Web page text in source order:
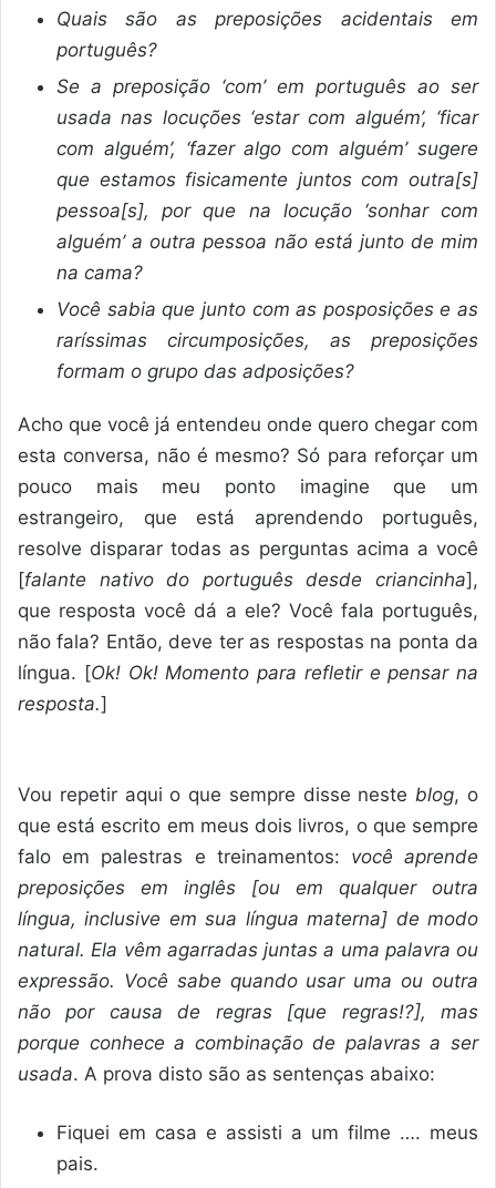
Quais são as preposições acidentais em
português?
Se a preposição ‘com’ em português ao ser
usada nas locuções ‘estar com alguém’, ‘ficar
com alguém’, ‘fazer algo com alguém’ sugere
que estamos fisicamente juntos com outra[s]
pessoa[s], por que na locução ‘sonhar com
alguém’ a outra pessoa não está junto de mim
na cama?
Você sabia que junto com as posposições e as
raríssimas circumposições, as preposições
formam o grupo das adposições?
Acho que você já entendeu onde quero chegar com
esta conversa, não é mesmo? Só para reforçar um
pouco mais meu ponto imagine que um
estrangeiro, que está aprendendo português,
resolve disparar todas as perguntas acima a você
[falante nativo do português desde criancinha],
que resposta você dá a ele? Você fala português,
não fala? Então, deve ter as respostas na ponta da
língua. [Ok! Ok! Momento para refletir e pensar na
resposta.]
Vou repetir aqui o que sempre disse nesteblog, o
que está escrito em meus dois livros, o que sempre
falo em palestras e treinamentos: você aprende
preposições em inglês [ou em qualquer outra
língua, inclusive em sua língua materna] de modo
natural. Ela vêm agarradas juntas a uma palavra ou
expressão. Você sabe quando usar uma ou outra
não por causa de regras [que regras!?], mas
porque conhece a combinação de palavras a ser
usada. A prova disto são as sentenças abaixo:
Fiquei em casa e assisti a um filme …. meus
pais.